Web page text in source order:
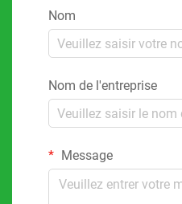
Nom
Nom de l'entreprise
Message